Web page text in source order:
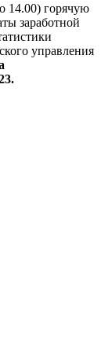
14.00) горячую
заработной
управления